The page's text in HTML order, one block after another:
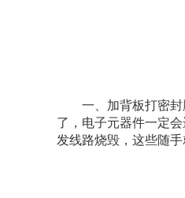
一、加背板打密封
了，电子元器件一定
发线路烧毁，这些随